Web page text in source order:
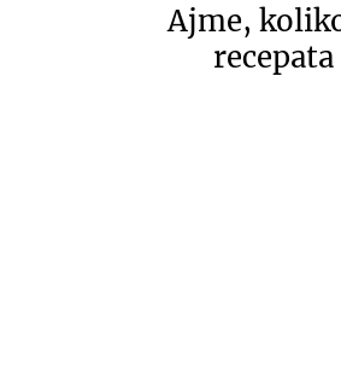
Ajme,